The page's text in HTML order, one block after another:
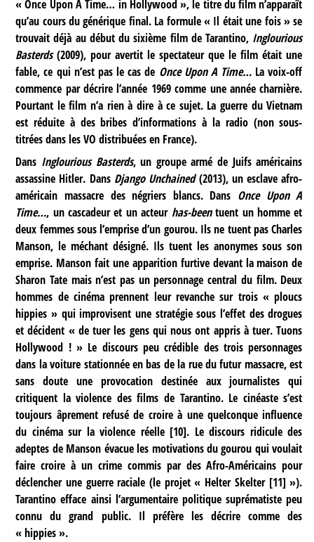
« Once Upon A Time… in Hollywood », le titre du film n’apparaît
qu’au cours du générique final. La formule « Il était une fois » se
trouvait déjà au début du sixième film de Tarantino, Inglourious
Basterds(2009), pour avertit le spectateur que le film était une
fable, ce qui n’est pas le cas de Once Upon A Time… La voix-off
commence par décrire l’année 1969 comme une année charnière.
Pourtant le film n’a rien à dire à ce sujet. La guerre du Vietnam
est réduite à des bribes d’informations à la radio (non sous-
titrées dans les VO distribuées en France).
Dans Inglourious Basterds, un groupe armé de Juifs américains
assassine Hitler. Dans Django Unchained(2013), un esclave afro-
américain massacre des négriers blancs. Dans Once Upon A
Time…, un cascadeur et un acteur has-beentuent un homme et
deux femmes sous l’emprise d’un gourou. Ils ne tuent pas Charles
Manson, le méchant désigné. Ils tuent les anonymes sous son
emprise. Manson fait une apparition furtive devant la maison de
Sharon Tate mais n’est pas un personnage central du film. Deux
hommes de cinéma prennent leur revanche sur trois « ploucs
hippies » qui improvisent une stratégie sous l’effet des drogues
et décident « de tuer les gens qui nous ont appris à tuer. Tuons
Hollywood ! » Le discours peu crédible des trois personnages
dans la voiture stationnée en bas de la rue du futur massacre, est
sans doute une provocation destinée aux journalistes qui
critiquent la violence des films de Tarantino. Le cinéaste s’est
toujours âprement refusé de croire à une quelconque influence
du cinéma sur la violence réelle[10]. Le discours ridicule des
adeptes de Manson évacue les motivations du gourou qui voulait
faire croire à un crime commis par des Afro-Américains pour
déclencher une guerre raciale (le projet « Helter Skelter[11] »).
Tarantino efface ainsi l’argumentaire politique suprématiste peu
connu du grand public. Il préfère les décrire comme des
« hippies ».